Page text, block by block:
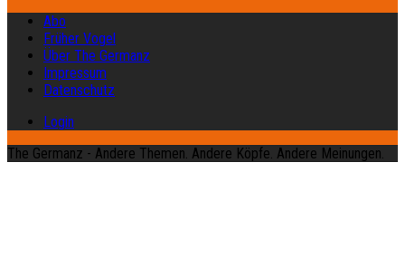
Abo
Früher Vogel
Über The Germanz
Impressum
Datenschutz
Login
The Germanz - Andere Themen. Andere Köpfe. Andere Meinungen.